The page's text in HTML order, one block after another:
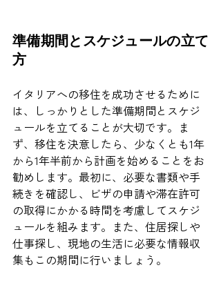
準備期間とスケジュールの立て
方
イタリアへの移住を成功させるために
は、しっかりとした準備期間とスケジ
ュールを立てることが大切です。ま
ず、移住を決意したら、少なくとも1年
から1年半前から計画を始めることをお
勧めします。最初に、必要な書類や手
続きを確認し、ビザの申請や滞在許可
の取得にかかる時間を考慮してスケジ
ュールを組みます。また、住居探しや
仕事探し、現地の生活に必要な情報収
集もこの期間に行いましょう。